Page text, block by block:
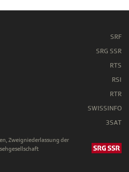
SRF
SRG SSR
RTS
RSI
RTR
SWISSINFO
3SAT
Zweigniederlassung der